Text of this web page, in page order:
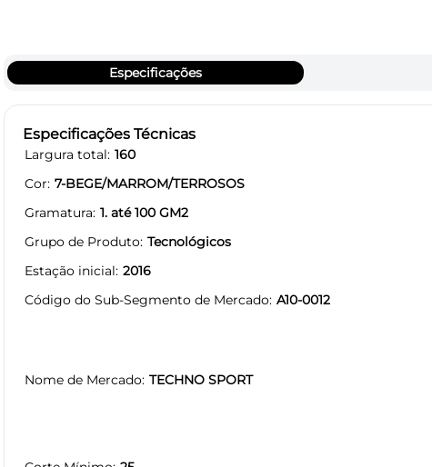
Especificações
Especificações Técnicas
Largura total 160
Cor 7-BEGE/MARROM/TERROSOS
Gramatura 1. até 100 GM2
Grupo de Produto Tecnológicos
Estação inicial 2016
Código do Sub-Segmento de Mercado A10-0012
Nome de Mercado TECHNO SPORT